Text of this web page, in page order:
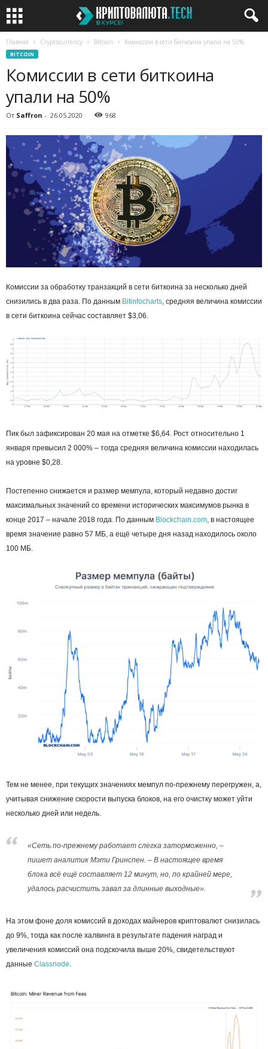
Главная Cryptocurrency Bitcoin Комиссии в сети биткоина упали на 50%
BITCOIN
Комиссии в сети биткоина
упали на 50%
От Saffron - 26.05.2020 968
Комиссии за обработку транзакций в сети биткоина за несколько дней
снизились в два раза. По данным Bitinfocharts, средняя величина комиссии
в сети биткоина сейчас составляет $3,06.
Пик был зафиксирован 20 мая на отметке $6,64. Рост относительно 1
января превысил 2 000% – тогда средняя величина комиссии находилась
на уровне $0,28.
Постепенно снижается и размер мемпула, который недавно достиг
максимальных значений со времени исторических максимумов рынка в
конце 2017 – начале 2018 года. По данным Blockchain.com, в настоящее
время значение равно 57 МБ, а ещё четыре дня назад находилось около
100 МБ.
Тем не менее, при текущих значениях мемпул по-прежнему перегружен, а,
учитывая снижение скорости выпуска блоков, на его очистку может уйти
несколько дней или недель.
«Сеть по-прежнему работает слегка заторможенно, –
пишет аналитик Мэти Гринспен. – В настоящее время
блока всё ещё составляет 12 минут, но, по крайней мере,
удалось расчистить завал за длинные выходные».
На этом фоне доля комиссий в доходах майнеров криптовалют снизилась
до 9%, тогда как после халвинга в результате падения наград и
увеличения комиссий она подскочила выше 20%, свидетельствуют
данные Classnode.